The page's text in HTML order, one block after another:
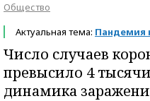
Общество
Актуальная тема: Пандемия
Число случаев
превысило 4
динамика